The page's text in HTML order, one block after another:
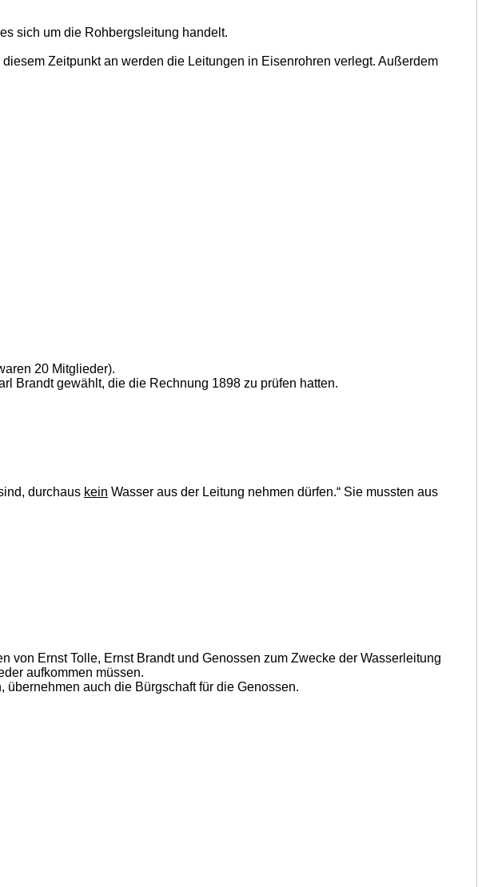
sich um die Rohbergsleitung handelt.
Zeitpunkt an werden die Leitungen in Eisenrohren verlegt. Außerdem
20 Mitglieder).
Brandt gewählt, die die Rechnung 1898 zu prüfen hatten.
durchaus kein Wasser aus der Leitung nehmen dürfen.“ Sie mussten aus
Ernst Tolle, Ernst Brandt und Genossen zum Zwecke der Wasserleitung
aufkommen müssen.
auch die Bürgschaft für die Genossen.